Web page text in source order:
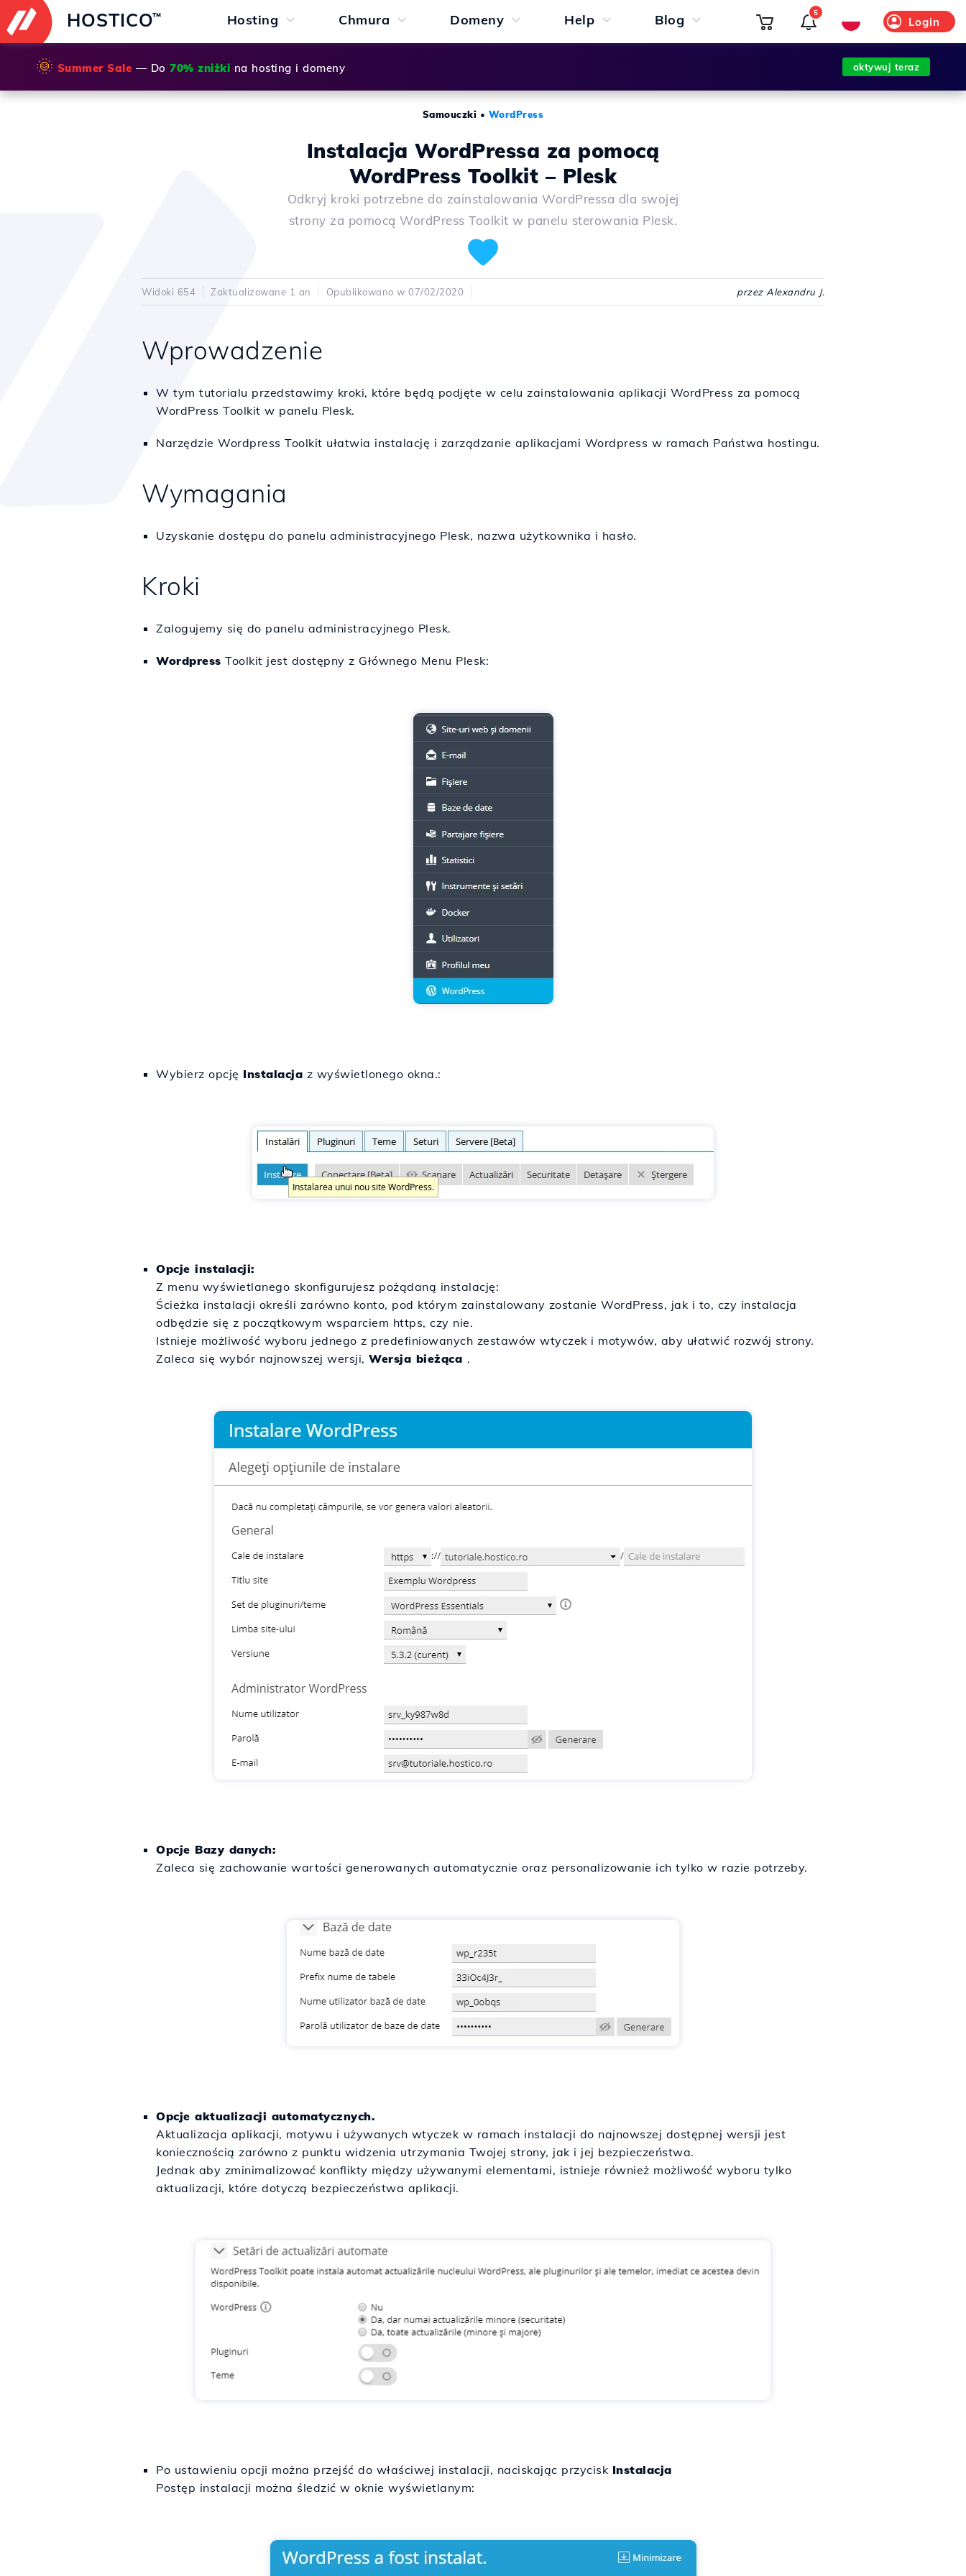
HOSTICO™ Hosting Chmura Domeny Help Blog Login
5
🌞 Summer Sale — Do 70% zniżki na hosting i domeny aktywuj teraz
Samouczki • WordPress
Instalacja WordPressa za pomocą
WordPress Toolkit – Plesk
Odkryj kroki potrzebne do zainstalowania WordPressa dla swojej
strony za pomocą WordPress Toolkit w panelu sterowania Plesk.
Widoki 654 Zaktualizowane 1 an Opublikowano w 07/02/2020 przez Alexandru J.
Wprowadzenie
W tym tutorialu przedstawimy kroki, które będą podjęte w celu zainstalowania aplikacji WordPress za pomocą
WordPress Toolkit w panelu Plesk.
Narzędzie Wordpress Toolkit ułatwia instalację i zarządzanie aplikacjami Wordpress w ramach Państwa hostingu.
Wymagania
Uzyskanie dostępu do panelu administracyjnego Plesk, nazwa użytkownika i hasło.
Kroki
Zalogujemy się do panelu administracyjnego Plesk.
Wordpress Toolkit jest dostępny z Głównego Menu Plesk:
Wybierz opcję Instalacja z wyświetlonego okna.:
Opcje instalacji:
Z menu wyświetlanego skonfigurujesz pożądaną instalację:
Ścieżka instalacji określi zarówno konto, pod którym zainstalowany zostanie WordPress, jak i to, czy instalacja
odbędzie się z początkowym wsparciem https, czy nie.
Istnieje możliwość wyboru jednego z predefiniowanych zestawów wtyczek i motywów, aby ułatwić rozwój strony.
Zaleca się wybór najnowszej wersji, Wersja bieżąca .
Opcje Bazy danych:
Zaleca się zachowanie wartości generowanych automatycznie oraz personalizowanie ich tylko w razie potrzeby.
Opcje aktualizacji automatycznych.
Aktualizacja aplikacji, motywu i używanych wtyczek w ramach instalacji do najnowszej dostępnej wersji jest
koniecznością zarówno z punktu widzenia utrzymania Twojej strony, jak i jej bezpieczeństwa.
Jednak aby zminimalizować konflikty między używanymi elementami, istnieje również możliwość wyboru tylko
aktualizacji, które dotyczą bezpieczeństwa aplikacji.
Po ustawieniu opcji można przejść do właściwej instalacji, naciskając przycisk Instalacja
Postęp instalacji można śledzić w oknie wyświetlanym: